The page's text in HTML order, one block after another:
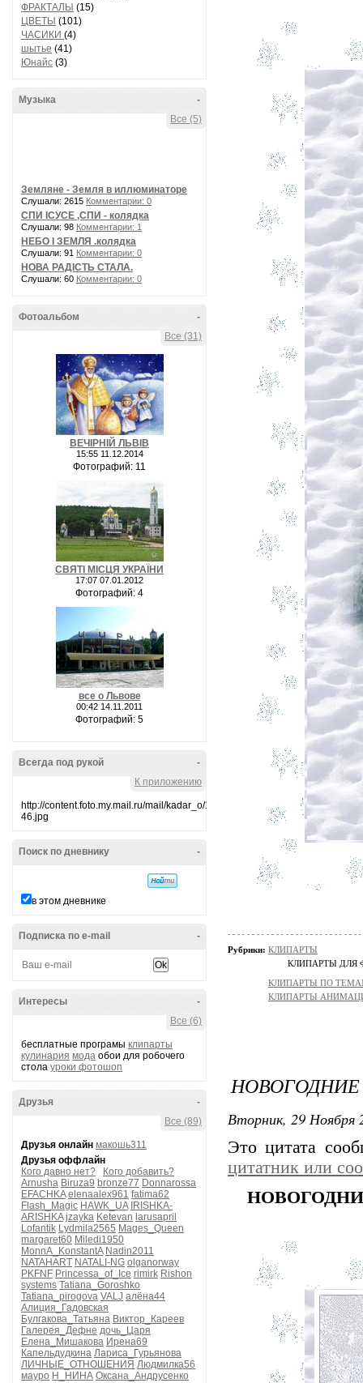
ФРАКТАЛЫ (15)
ЦВЕТЫ (101)
ЧАСИКИ (4)
шытье (41)
Юнайс (3)
-
Музыка
Все (5)
Земляне - Земля в иллюминаторе
Слушали: 2615 Комментарии: 0
СПИ ІСУСЕ ,СПИ - колядка
Слушали: 98 Комментарии: 1
НЕБО І ЗЕМЛЯ .колядка
Слушали: 91 Комментарии: 0
НОВА РАДІСТЬ СТАЛА.
Слушали: 60 Комментарии: 0
-
Фотоальбом
Все (31)
ВЕЧІРНІЙ ЛЬВІВ
15:55 11.12.2014
Фотографий: 11
СВЯТІ МІСЦЯ УКРАЇНИ
17:07 07.01.2012
Фотографий: 4
все о Львове
00:42 14.11.2011
Фотографий: 5
-
Всегда под рукой
К приложению
http://content.foto.my.mail.ru/mail/kadar_o/10/i-
46.jpg
-
Поиск по дневнику
в этом дневнике
-
Подписка по e-mail
-
Интересы
Все (6)
бесплатные програмы клипарты
кулинария мода обои для робочего
стола уроки фотошоп
-
Друзья
Все (89)
Друзья онлайн макошь311
Друзья оффлайн
Кого давно нет?
Кого добавить?
Arnusha Biruza9 bronze77 Donnarossa
EFACHKA elenaalex961 fatima62
Flash_Magic HAWK_UA IRISHKA-
ARISHKA jzayka Ketevan larusapril
Lofantik Lydmila2565 Mages_Queen
margaret60 Miledi1950
MonnA_KonstantA Nadin2011
NATAHART NATALI-NG olganorway
PKFNF Princessa_of_Ice rimirk Rishon
systems Tatiana_Goroshko
Tatiana_pirogova VALJ алёна44
Алиция_Гадовская
Булгакова_Татьяна Виктор_Кареев
Галерея_Дефне дочь_Царя
Елена_Мишакова Ирена69
Капельдудкина Лариса_Гурьянова
ЛИЧНЫЕ_ОТНОШЕНИЯ Людмилка56
мауро Н_НИНА Оксана_Андрусенко
Рубрики: КЛИПАРТЫ
КЛИПАРТЫ ДЛЯ
КЛИПАРТЫ ПО
КЛИПАРТЫ
НОВОГОДНИЕ
Вторник, 29 Ноября
Это цитата
цитатник или